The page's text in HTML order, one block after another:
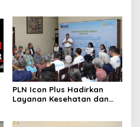
Charging Services PLN
PLN Icon Plus Hadirkan
Layanan Kesehatan dan